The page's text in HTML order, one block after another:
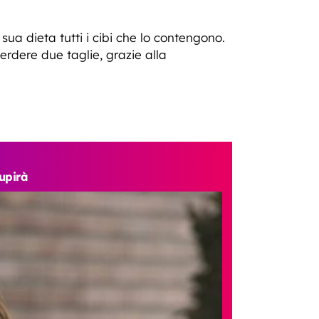
dieta tutti i cibi che lo contengono.
due taglie, grazie alla